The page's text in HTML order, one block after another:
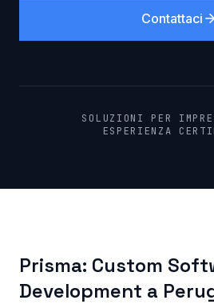
Contattaci
SOLUZIONI PER
ESPERIENZA
Prisma: Custom
Development a